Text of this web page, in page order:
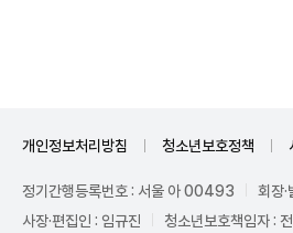
개인정보처리방침 청소년보호정책
정기간행등록번호 : 서울 아 00493
회장
사장·편집인 : 임규진
청소년보호책임자 :